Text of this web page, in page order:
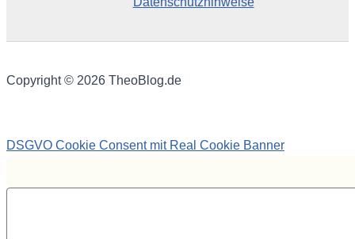
Copyright © 2026 TheoBlog.de
DSGVO Cookie Consent mit Real Cookie Banner